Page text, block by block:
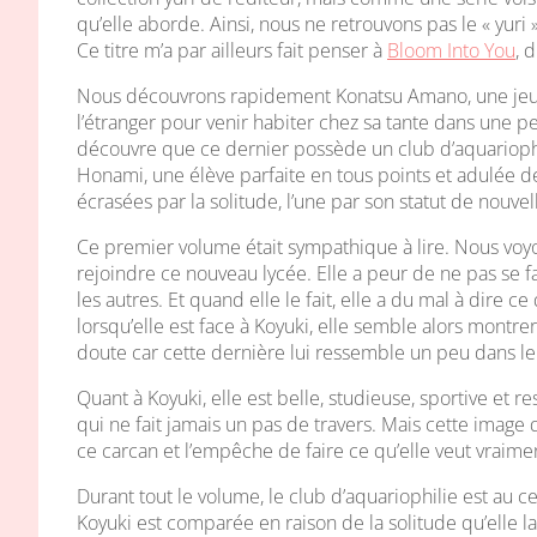
qu’elle aborde. Ainsi, nous ne retrouvons pas le «
Ce titre m’a par ailleurs fait penser à Bloom Into You,
Nous découvrons rapidement Konatsu Amano, une
l’étranger pour venir habiter chez sa tante dans une
découvre que ce dernier possède un club
Honami, une élève parfaite en tous points et adulée
écrasées par la solitude, l’une par son statut de
Ce premier volume était sympathique à lire. Nous
rejoindre ce nouveau lycée. Elle a peur de ne pas se
les autres. Et quand elle le fait, elle a du mal à dire
lorsqu’elle est face à Koyuki, elle semble alors
doute car cette dernière lui ressemble un peu dans
Quant à Koyuki, elle est belle, studieuse, sportive et
qui ne fait jamais un pas de travers. Mais cette image
ce carcan et l’empêche de faire ce qu’elle veut
Durant tout le volume, le club d’aquariophilie est au
Koyuki est comparée en raison de la solitude qu’elle